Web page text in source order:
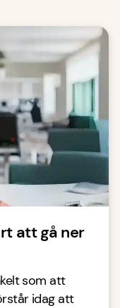
att gå ner
som att
idag att